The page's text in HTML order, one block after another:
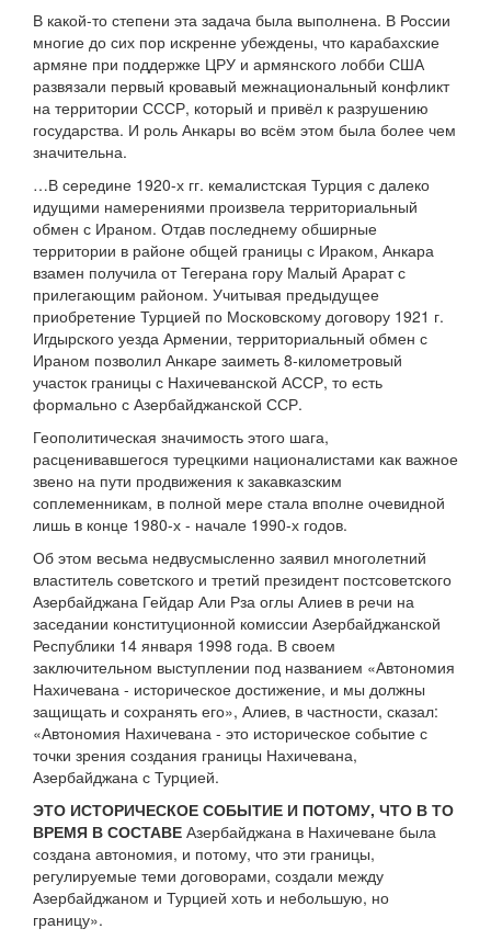
В какой-то степени эта задача была выполнена. В России
многие до сих пор искренне убеждены, что карабахские
армяне при поддержке ЦРУ и армянского лобби США
развязали первый кровавый межнациональный конфликт
на территории СССР, который и привёл к разрушению
государства. И роль Анкары во всём этом была более чем
значительна.
…В середине 1920-х гг. кемалистская Турция с далеко
идущими намерениями произвела территориальный
обмен с Ираном. Отдав последнему обширные
территории в районе общей границы с Ираком, Анкара
взамен получила от Тегерана гору Малый Арарат с
прилегающим районом. Учитывая предыдущее
приобретение Турцией по Московскому договору 1921 г.
Игдырского уезда Армении, территориальный обмен с
Ираном позволил Анкаре заиметь 8-километровый
участок границы с Нахичеванской АССР, то есть
формально с Азербайджанской ССР.
Геополитическая значимость этого шага,
расценивавшегося турецкими националистами как важное
звено на пути продвижения к закавказским
соплеменникам, в полной мере стала вполне очевидной
лишь в конце 1980-х - начале 1990-х годов.
Об этом весьма недвусмысленно заявил многолетний
властитель советского и третий президент постсоветского
Азербайджана Гейдар Али Рза оглы Алиев в речи на
заседании конституционной комиссии Азербайджанской
Республики 14 января 1998 года. В своем
заключительном выступлении под названием «Автономия
Нахичевана - историческое достижение, и мы должны
защищать и сохранять его», Алиев, в частности, сказал:
«Автономия Нахичевана - это историческое событие с
точки зрения создания границы Нахичевана,
Азербайджана с Турцией.
ЭТО ИСТОРИЧЕСКОЕ СОБЫТИЕ И ПОТОМУ, ЧТО В ТО
ВРЕМЯ В СОСТАВЕ Азербайджана в Нахичеване была
создана автономия, и потому, что эти границы,
регулируемые теми договорами, создали между
Азербайджаном и Турцией хоть и небольшую, но
границу».